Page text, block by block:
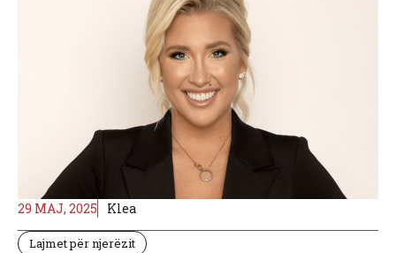
29 MAJ, 2025 Klea
Lajmet për njerëzit